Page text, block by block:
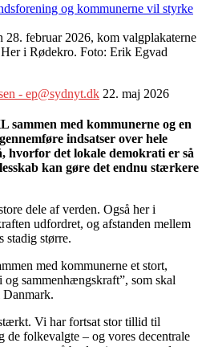
og kommunerne vil styrke
februar 2026, kom valgplakaterne
i Rødekro. Foto: Erik Egvad
- ep@sydnyt.dk 22. maj 2026
sammen med kommunerne og en
indsatser over hele
hvorfor det lokale demokrati er så
kan gøre det endnu stærkere
dele af verden. Også her i
udfordret, og afstanden mellem
stadig større.
med kommunerne et stort,
sammenhængskraft”, som skal
Vi har fortsat stor tillid til
de folkevalgte – og vores decentrale